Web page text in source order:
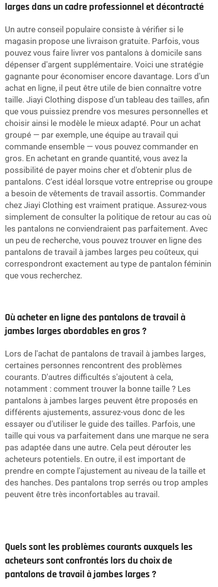
larges dans un cadre professionnel et décontracté
Un autre conseil populaire consiste à vérifier si le
magasin propose une livraison gratuite. Parfois, vous
pouvez vous faire livrer vos pantalons à domicile sans
dépenser d'argent supplémentaire. Voici une stratégie
gagnante pour économiser encore davantage. Lors d'un
achat en ligne, il peut être utile de bien connaître votre
taille. Jiayi Clothing dispose d'un tableau des tailles, afin
que vous puissiez prendre vos mesures personnelles et
choisir ainsi le modèle le mieux adapté. Pour un achat
groupé — par exemple, une équipe au travail qui
commande ensemble — vous pouvez commander en
gros. En achetant en grande quantité, vous avez la
possibilité de payer moins cher et d'obtenir plus de
pantalons. C'est idéal lorsque votre entreprise ou groupe
a besoin de vêtements de travail assortis. Commander
chez Jiayi Clothing est vraiment pratique. Assurez-vous
simplement de consulter la politique de retour au cas où
les pantalons ne conviendraient pas parfaitement. Avec
un peu de recherche, vous pouvez trouver en ligne des
pantalons de travail à jambes larges peu coûteux, qui
correspondront exactement au type de pantalon féminin
que vous recherchez.
Où acheter en ligne des pantalons de travail à
jambes larges abordables en gros ?
Lors de l'achat de pantalons de travail à jambes larges,
certaines personnes rencontrent des problèmes
courants. D'autres difficultés s'ajoutent à cela,
notamment : comment trouver la bonne taille ? Les
pantalons à jambes larges peuvent être proposés en
différents ajustements, assurez-vous donc de les
essayer ou d'utiliser le guide des tailles. Parfois, une
taille qui vous va parfaitement dans une marque ne sera
pas adaptée dans une autre. Cela peut dérouter les
acheteurs potentiels. En outre, il est important de
prendre en compte l'ajustement au niveau de la taille et
des hanches. Des pantalons trop serrés ou trop amples
peuvent être très inconfortables au travail.
Quels sont les problèmes courants auxquels les
acheteurs sont confrontés lors du choix de
pantalons de travail à jambes larges ?